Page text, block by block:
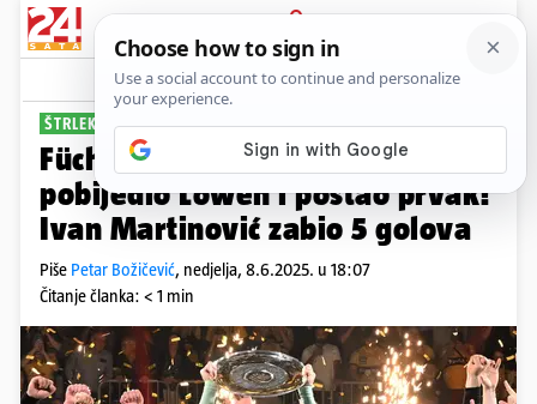
PRIJAVA
Sport Komentari
ŠTRLEK SLAVI TITULU
Füchse Berlin na pogon Gidsela
pobijedio Löwen i postao prvak!
Ivan Martinović zabio 5 golova
Piše Petar Božičević, nedjelja, 8.6.2025. u 18:07
Čitanje članka: < 1 min